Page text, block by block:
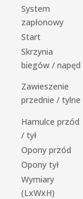
System
zapłonowy
Start
Skrzynia
biegów / napęd
Zawieszenie
przednie / tylne
Hamulce przód
/ tył
Opony przód
Opony tył
Wymiary
(LxWxH)